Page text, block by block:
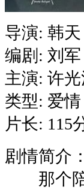
导演: 韩天
编剧: 刘军
主演: 许
类型: 爱情
片长: 115
剧情简介：
那个陪